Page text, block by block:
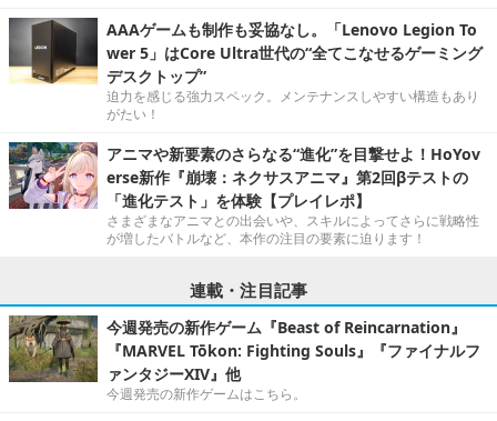
AAAゲームも制作も妥協なし。「Lenovo Legion To
wer 5」はCore Ultra世代の“全てこなせるゲーミング
デスクトップ”
迫力を感じる強力スペック。メンテナンスしやすい構造もあり
がたい！
アニマや新要素のさらなる“進化”を目撃せよ！HoYov
erse新作『崩壊：ネクサスアニマ』第2回βテストの
「進化テスト」を体験【プレイレポ】
さまざまなアニマとの出会いや、スキルによってさらに戦略性
が増したバトルなど、本作の注目の要素に迫ります！
連載・注目記事
今週発売の新作ゲーム『Beast of Reincarnation』
『MARVEL Tōkon: Fighting Souls』『ファイナルフ
ァンタジーXIV』他
今週発売の新作ゲームはこちら。